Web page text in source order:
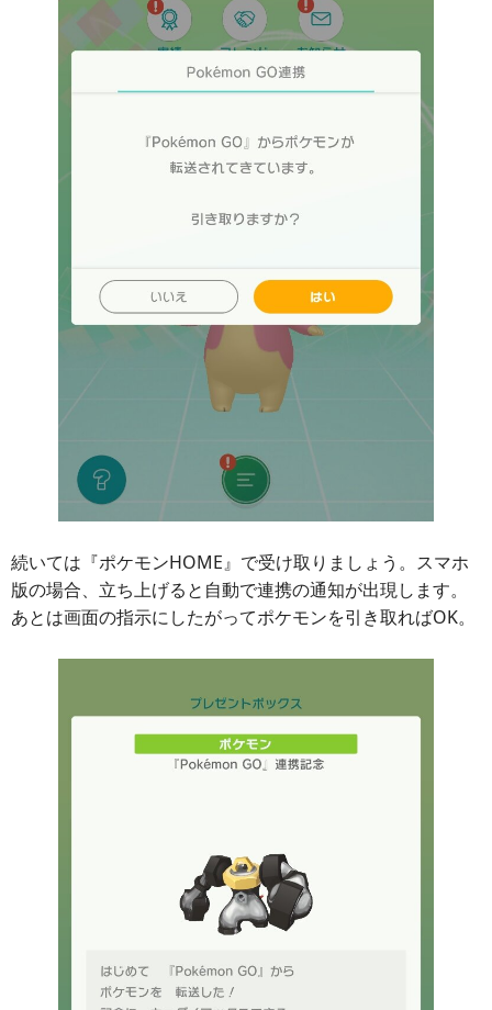
続いては『ポケモンHOME』で受け取りましょう。スマホ
版の場合、立ち上げると自動で連携の通知が出現します。
あとは画面の指示にしたがってポケモンを引き取ればOK。